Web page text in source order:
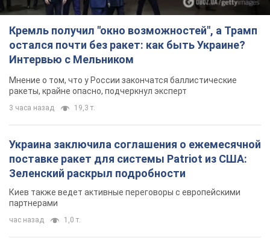
Кремль получил "окно возможностей", а Трамп
остался почти без ракет: как быть Украине?
Интервью с Мельником
Мнение о том, что у России закончатся баллистические
ракеты, крайне опасно, подчеркнул эксперт
3 часа назад 19,3 т.
Украина заключила соглашения о ежемесячной
поставке ракет для системы Patriot из США:
Зеленский раскрыл подробности
Киев также ведет активные переговоры с европейскими
партнерами
час назад 1,0 т.